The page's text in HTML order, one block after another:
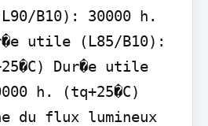
B10): 30000 h.
utile (L85/B10):
Dur�e utile
h. (tq+25�C)
du flux lumineux